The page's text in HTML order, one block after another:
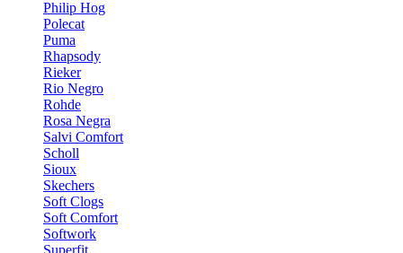
Philip Hog
Polecat
Puma
Rhapsody
Rieker
Rio Negro
Rohde
Rosa Negra
Salvi Comfort
Scholl
Sioux
Skechers
Soft Clogs
Soft Comfort
Softwork
Superfit